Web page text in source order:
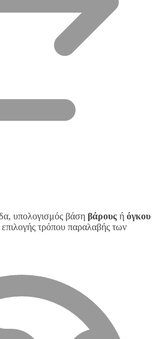
υπολογισμός βάση βάρους ή όγκου
τρόπου παραλαβής των